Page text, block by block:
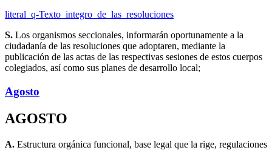
literal_q-Texto_integro_de_las_resoluciones
S. Los organismos seccionales, informarán oportunamente a la
ciudadanía de las resoluciones que adoptaren, mediante la
publicación de las actas de las respectivas sesiones de estos cuerpos
colegiados, así como sus planes de desarrollo local;
Agosto
AGOSTO
A. Estructura orgánica funcional, base legal que la rige, regulaciones